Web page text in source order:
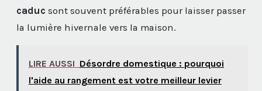
caduc sont souvent préférables pour laisser passer
la lumière hivernale vers la maison.
LIRE AUSSI Désordre domestique : pourquoi
l'aide au rangement est votre meilleur levier